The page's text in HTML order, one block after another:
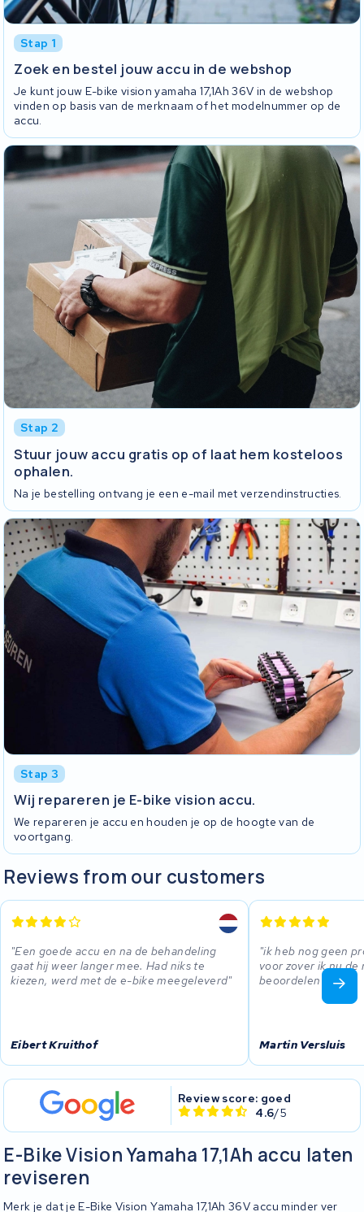
Stap 1
Zoek en bestel jouw accu in de webshop
Je kunt jouw E-bike vision yamaha 17,1Ah 36V in de webshop
vinden op basis van de merknaam of het modelnummer op de
accu.
Stap 2
Stuur jouw accu gratis op of laat hem kosteloos
ophalen.
Na je bestelling ontvang je een e-mail met verzendinstructies.
Stap 3
Wij repareren je E-bike vision accu.
We repareren je accu en houden je op de hoogte van de
voortgang.
Reviews from our customers
Een goede accu en na de behandeling
gaat hij weer langer mee. Had niks te
kiezen, werd met de e-bike meegeleverd
Eibert Kruithof
ik heb nog geen
voor zover ik nu de
beoordelen .
Martin Versluis
Review score: goed
4.6/5
E-Bike Vision Yamaha 17,1Ah accu laten
reviseren
Merk je dat je E-Bike Vision Yamaha 17,1Ah 36V accu minder ver